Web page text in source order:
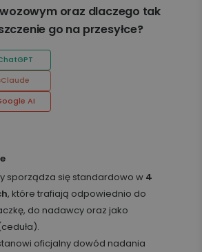
oraz dlaczego tak
go na przesyłce?
Claude
AI
sporządza się standardowo w 4
, które trafiają odpowiednio do
do nadawcy oraz jako
oficjalny dowód nadania